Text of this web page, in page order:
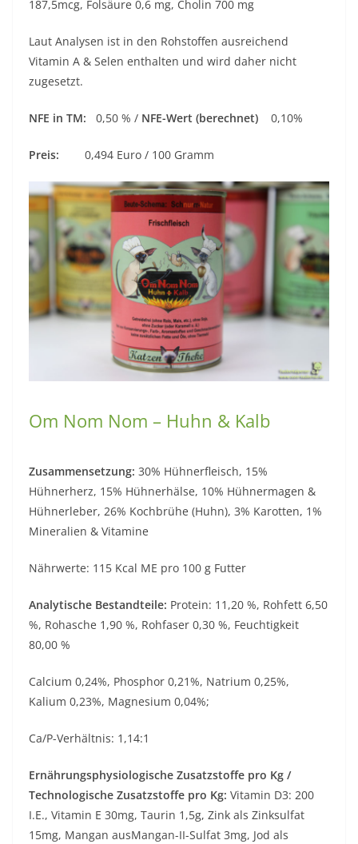
187,5mcg, Folsäure 0,6 mg, Cholin 700 mg
Laut Analysen ist in den Rohstoffen ausreichend
Vitamin A & Selen enthalten und wird daher nicht
zugesetzt.
NFE in TM: 0,50 % / NFE-Wert (berechnet) 0,10%
Preis: 0,494 Euro / 100 Gramm
Om Nom Nom – Huhn & Kalb
Zusammensetzung: 30% Hühnerfleisch, 15%
Hühnerherz, 15% Hühnerhälse, 10% Hühnermagen &
Hühnerleber, 26% Kochbrühe (Huhn), 3% Karotten, 1%
Mineralien & Vitamine
Nährwerte: 115 Kcal ME pro 100 g Futter
Analytische Bestandteile: Protein: 11,20 %, Rohfett 6,50
%, Rohasche 1,90 %, Rohfaser 0,30 %, Feuchtigkeit
80,00 %
Calcium 0,24%, Phosphor 0,21%, Natrium 0,25%,
Kalium 0,23%, Magnesium 0,04%;
Ca/P-Verhältnis: 1,14:1
Ernährungsphysiologische Zusatzstoffe pro Kg /
Technologische Zusatzstoffe pro Kg: Vitamin D3: 200
I.E., Vitamin E 30mg, Taurin 1,5g, Zink als Zinksulfat
15mg, Mangan ausMangan-II-Sulfat 3mg, Jod als